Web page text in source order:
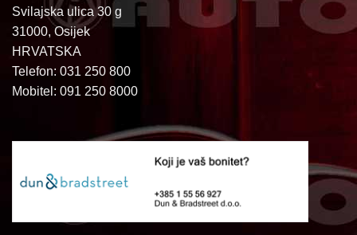
Svilajska ulica 30 g
31000, Osijek
HRVATSKA
Telefon: 031 250 800
Mobitel: 091 250 8000